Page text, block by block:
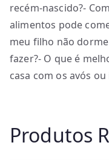
recém-nascido?-
alimentos pode
meu filho não
fazer?- O que é
casa com os avós
Produtos